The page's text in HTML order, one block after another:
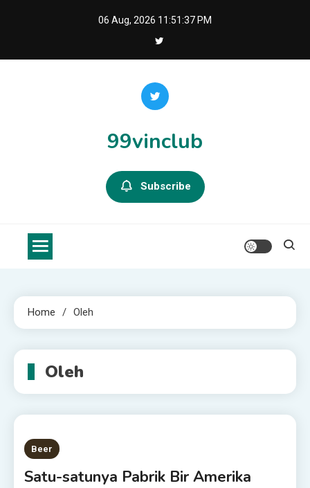
06 Aug, 2026 11:51:37 PM
99vinclub
Subscribe
Home Oleh
Oleh
Beer
Satu-satunya Pabrik Bir Amerika